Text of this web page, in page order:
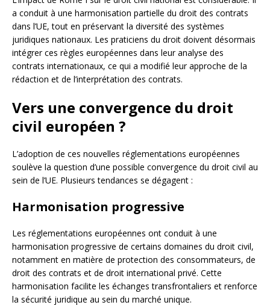
a conduit à une harmonisation partielle du droit des contrats
dans l’UE, tout en préservant la diversité des systèmes
juridiques nationaux. Les praticiens du droit doivent désormais
intégrer ces règles européennes dans leur analyse des
contrats internationaux, ce qui a modifié leur approche de la
rédaction et de l’interprétation des contrats.
Vers une convergence du droit
civil européen ?
L’adoption de ces nouvelles réglementations européennes
soulève la question d’une possible convergence du droit civil au
sein de l’UE. Plusieurs tendances se dégagent :
Harmonisation progressive
Les réglementations européennes ont conduit à une
harmonisation progressive de certains domaines du droit civil,
notamment en matière de protection des consommateurs, de
droit des contrats et de droit international privé. Cette
harmonisation facilite les échanges transfrontaliers et renforce
la sécurité juridique au sein du marché unique.